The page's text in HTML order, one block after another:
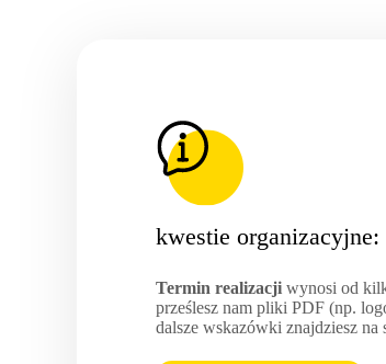
kwestie organizacyjne:
Termin realizacji wynosi od
prześlesz nam pliki PDF (np.
dalsze wskazówki znajdziesz na